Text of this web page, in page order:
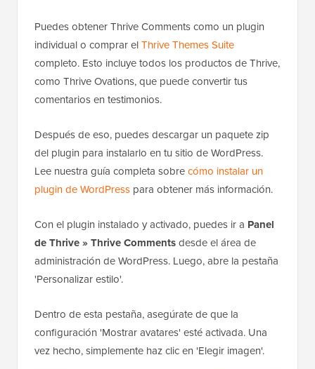
Puedes obtener Thrive Comments como un plugin
individual o comprar elThrive Themes Suite
completo. Esto incluye todos los productos de Thrive,
como Thrive Ovations, que puede convertir tus
comentarios en testimonios.
Después de eso, puedes descargar un paquete zip
del plugin para instalarlo en tu sitio de WordPress.
Lee nuestra guía completa sobrecómo instalar un
plugin de WordPress para obtener más información.
Con el plugin instalado y activado, puedes ir a Panel
de Thrive »Thrive Commentsdesde el área de
administración de WordPress. Luego, abre la pestaña
'Personalizar estilo'.
Dentro de esta pestaña, asegúrate de que la
configuración 'Mostrar avatares' esté activada. Una
vez hecho, simplemente haz clic en 'Elegir imagen'.